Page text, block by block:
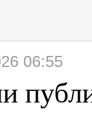
06:55